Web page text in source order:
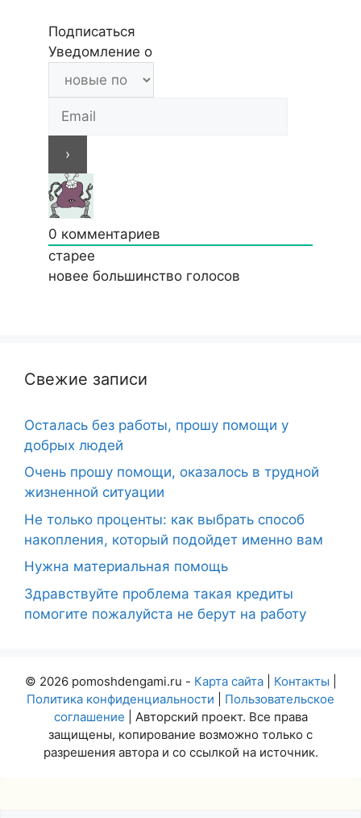
Подписаться
Уведомление о
0 комментариев
старее
новее большинство голосов
Свежие записи
Осталась без работы, прошу помощи у
добрых людей
Очень прошу помощи, оказалось в трудной
жизненной ситуации
Не только проценты: как выбрать способ
накопления, который подойдет именно вам
Нужна материальная помощь
Здравствуйте проблема такая кредиты
помогите пожалуйста не берут на работу
© 2026 pomoshdengami.ru - Карта сайта| Контакты
Политика конфиденциальности
Пользовательское
соглашение | Авторский проект. Все права
защищены, копирование возможно только с
разрешения автора и со ссылкой на источник.